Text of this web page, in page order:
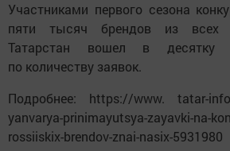
Участниками первого сезона
пяти тысяч брендов из всех
Татарстан вошел в десятку
по количеству заявок.
Подробнее: https://www. tatar-
yanvarya-prinimayutsya-zayavki-na-
rossiiskix-brendov-znai-nasix-5931980